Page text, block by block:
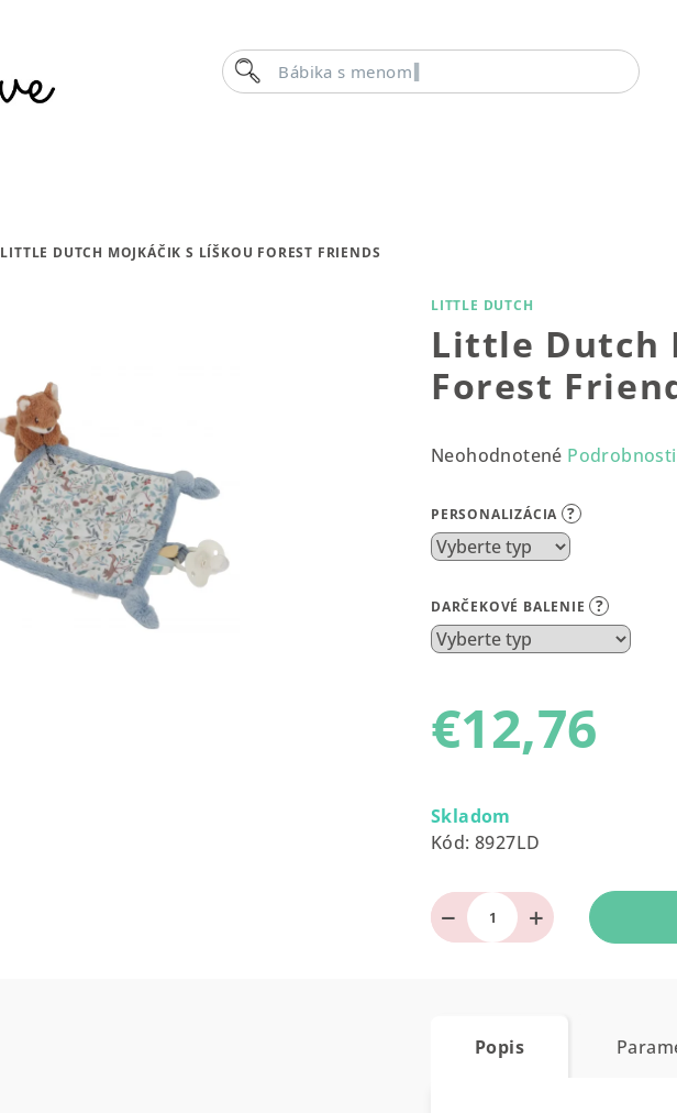
Bábika s menom
Hľadať
LITTLE DUTCH MOJKÁČIK S LÍŠKOU FOREST FRIENDS
LITTLE DUTCH
Little Dutch
Forest
Priemerné
produktu
je
0,0
5
hviezdičiek.
Neohodnotené
PERSONALIZÁCIA ?
DARČEKOVÉ BALENIE ?
€12,76
cena:
Skladom
Kód: 8927LD
+
−
Popis